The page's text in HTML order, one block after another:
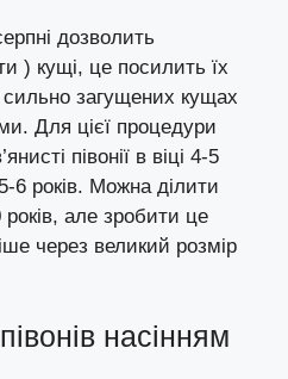
дозволить
) кущі, це посилить їх
сильно загущених кущах
Для цієї процедури
півонії в віці 4-5
6 років. Можна ділити
років, але зробити це
через великий розмір
насінням